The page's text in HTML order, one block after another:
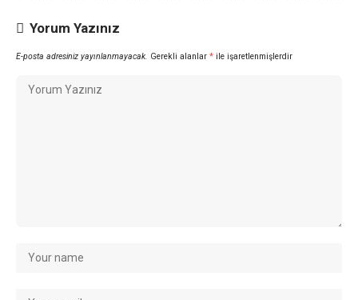
Yorum Yazınız
E-posta adresiniz yayınlanmayacak. Gerekli alanlar * ile işaretlenmişlerdir